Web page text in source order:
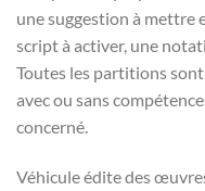
une suggestion à mettre
script à activer, une
Toutes les partitions
avec ou sans
concerné.
Véhicule édite des